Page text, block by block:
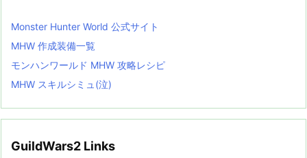
Monster Hunter World 公式サイト
MHW 作成装備一覧
モンハンワールド MHW 攻略レシピ
MHW スキルシミュ(泣)
GuildWars2 Links